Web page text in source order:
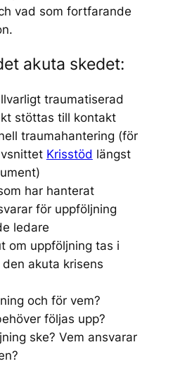
vad som fortfarande
akuta skedet:
traumatiserad
stöttas till kontakt
traumahantering (för
Krisstöd längst
har hanterat
för uppföljning
ledare
om uppföljning tas i
akuta krisens
och för vem?
följas upp?
ske? Vem ansvarar